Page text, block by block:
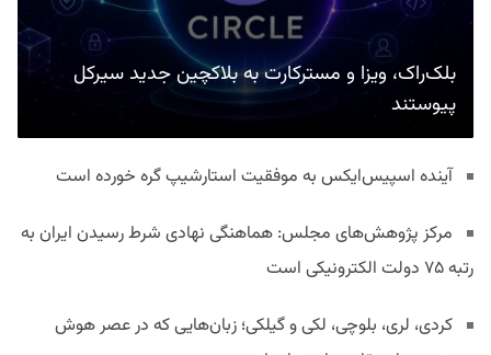
بلک‌راک، ویزا و مسترکارت به بلاکچین جدید سیرکل
پیوستند
آینده اسپیس‌ایکس به موفقیت استارشیپ گره خورده است
مرکز پژوهش‌های مجلس: هماهنگی نهادی شرط رسیدن ایران به
رتبه ۷۵ دولت الکترونیکی است
کردی، لری، بلوچی، لکی و گیلکی؛ زبان‌هایی که در عصر هوش